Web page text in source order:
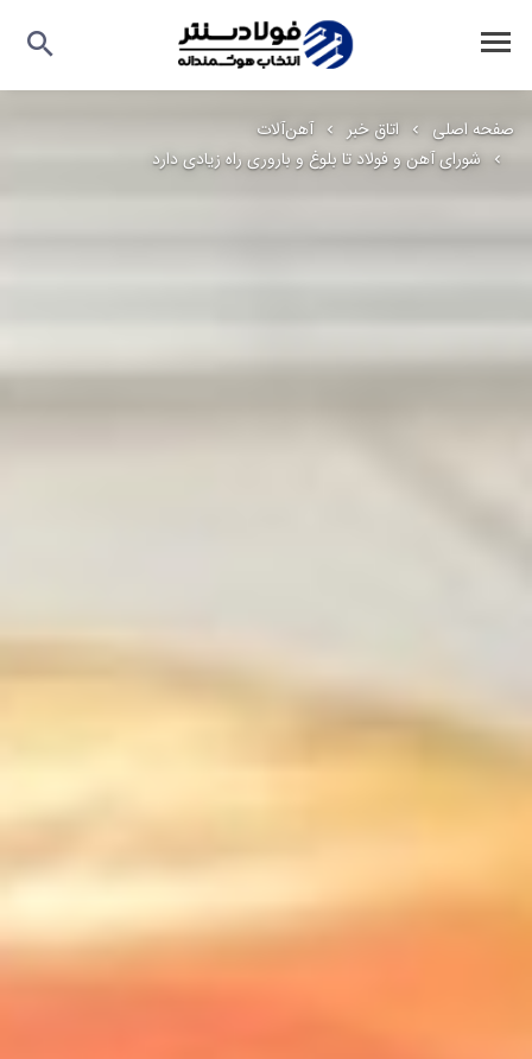
صفحه اصلی اتاق خبر
آهن‌آلات
شورای آهن و فولاد تا بلوغ و باروری راه زیادی دارد